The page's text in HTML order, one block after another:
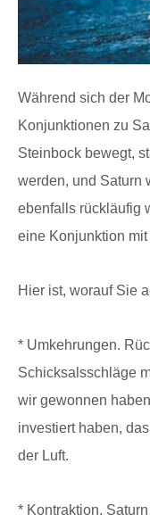
Während sich der
Konjunktionen zu
Steinbock bewegt,
werden, und Saturn
ebenfalls rückläufig
eine Konjunktion
Hier ist, worauf Sie
* Umkehrungen.
Schicksalsschläge
wir gewonnen
investiert haben,
der Luft.
* Kontraktion.